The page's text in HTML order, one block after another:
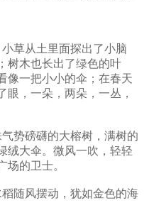
草从土里面探出了小脑
树木也长出了绿色的叶
像一把小小的伞；在春天
眼，一朵，两朵，一丛，
势磅礴的大榕树，满树的
绒大伞。微风一吹，轻轻
场的卫士。
随风摆动，犹如金色的海